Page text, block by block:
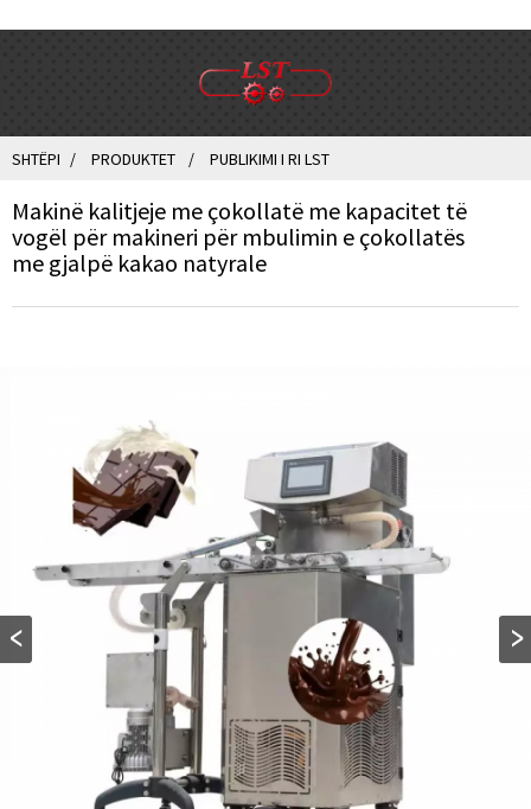
SHTËPI PRODUKTET PUBLIKIMI I RI LST
Makinë kalitjeje me çokollatë me kapacitet të
vogël për makineri për mbulimin e çokollatës
me gjalpë kakao natyrale